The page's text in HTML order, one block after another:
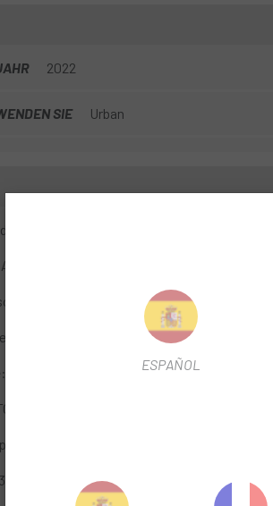
2022
SIE Urban
ist für alle Geländearten geeignet.
mit großer Haltbarkeit.
MTB, Straße, Stadt
26x1,75
47-559
für E-Bikes
80
ESPAÑOL